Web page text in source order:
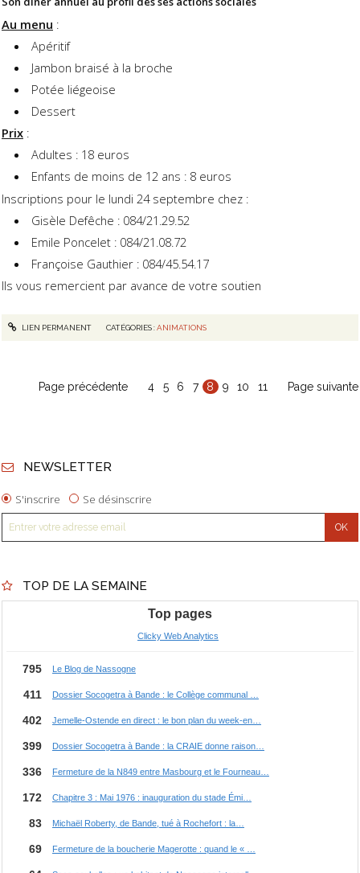
Au menu :
Apéritif
Jambon braisé à la broche
Potée liégeoise
Dessert
Prix :
Adultes : 18 euros
Enfants de moins de 12 ans : 8 euros
Inscriptions pour le lundi 24 septembre chez :
Gisèle Defêche : 084/21.29.52
Emile Poncelet : 084/21.08.72
Françoise Gauthier : 084/45.54.17
Ils vous remercient par avance de votre soutien
LIEN PERMANENT CATÉGORIES :ANIMATIONS
Page précédente 4 5 6 7 8 9 10 11 Page suivante
NEWSLETTER
S'inscrire Se désinscrire
TOP DE LA SEMAINE